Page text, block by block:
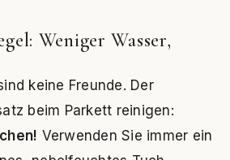
Weniger Wasser,
keine Freunde. Der
beim Parkett reinigen:
Verwenden Sie immer ein